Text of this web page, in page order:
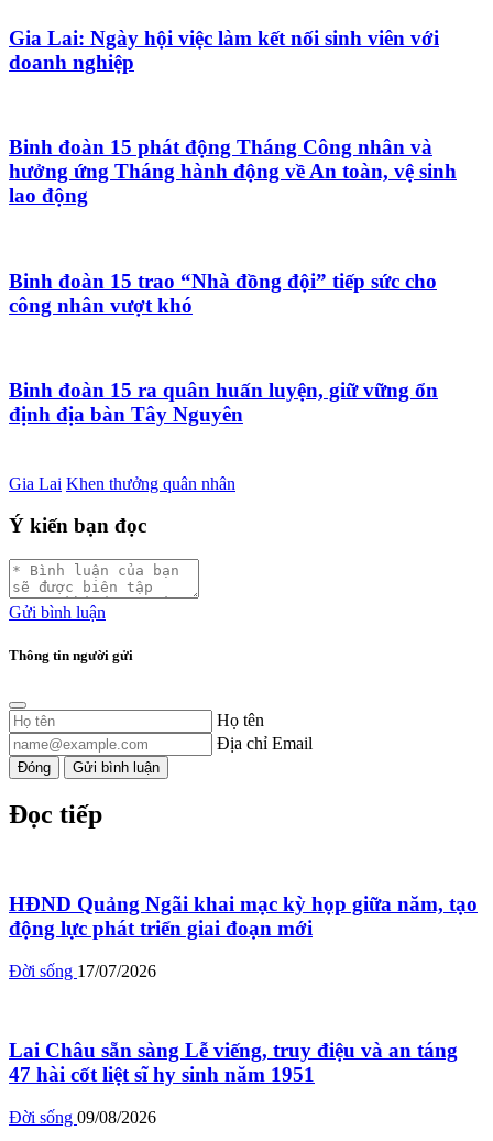
Gia Lai: Ngày hội việc làm kết nối sinh viên với
doanh nghiệp
Binh đoàn 15 phát động Tháng Công nhân và
hưởng ứng Tháng hành động về An toàn, vệ sinh
lao động
Binh đoàn 15 trao “Nhà đồng đội” tiếp sức cho
công nhân vượt khó
Binh đoàn 15 ra quân huấn luyện, giữ vững ổn
định địa bàn Tây Nguyên
Gia Lai Khen thưởng quân nhân
Ý kiến bạn đọc
Gửi bình luận
Thông tin người gửi
Họ tên
Địa chỉ Email
Đóng Gửi bình luận
Đọc tiếp
HĐND Quảng Ngãi khai mạc kỳ họp giữa năm, tạo
động lực phát triển giai đoạn mới
Đời sống 17/07/2026
Lai Châu sẵn sàng Lễ viếng, truy điệu và an táng
47 hài cốt liệt sĩ hy sinh năm 1951
Đời sống 09/08/2026